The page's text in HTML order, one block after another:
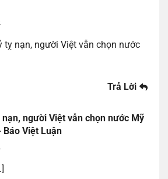
tỵ nạn, người Việt vẫn chọn nước
Trả Lời
người Việt vẫn chọn nước Mỹ
Báo Việt Luận